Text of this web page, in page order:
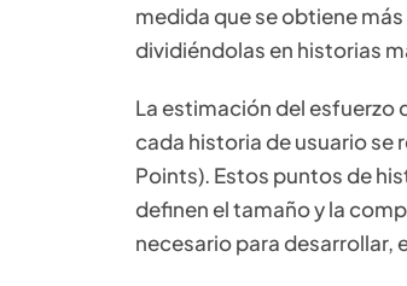
medida que se obtiene
dividiéndolas en historias
La estimación del esfuerzo
cada historia de usuario se
Points). Estos puntos de
definen el tamaño y la
necesario para desarrollar,